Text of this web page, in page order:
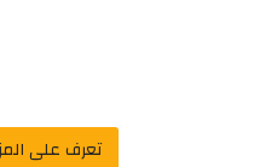
تعرف على